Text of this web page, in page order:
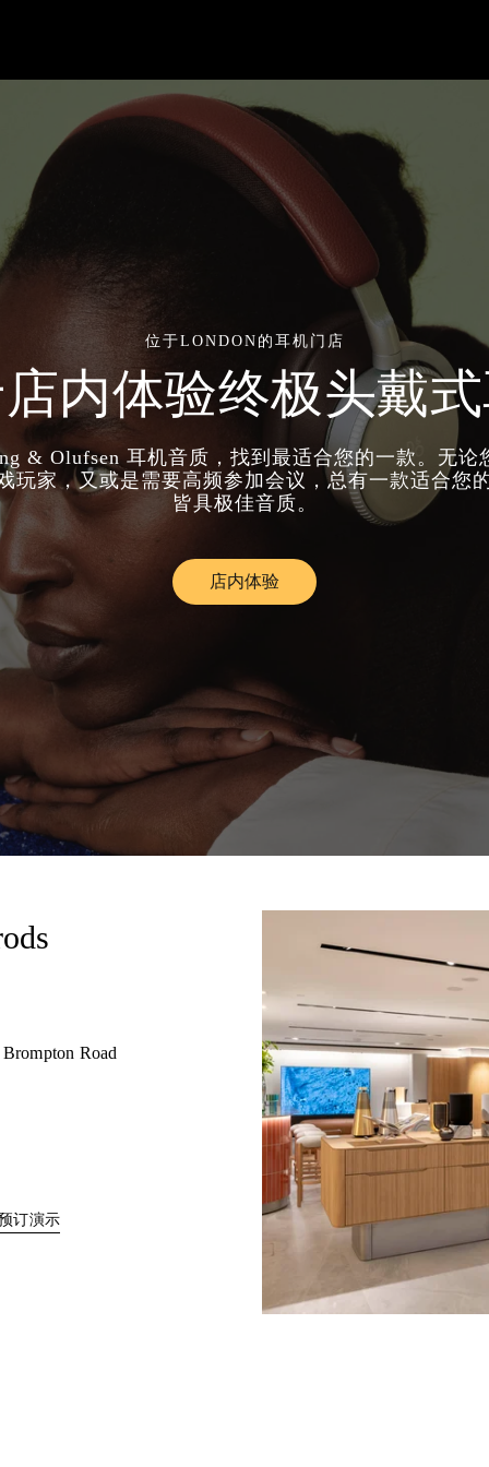
位于LONDON的耳机门店
内体验终极头戴
& Olufsen 耳机音质，找到最适合您的一款。无论
玩家，又或是需要高频参加会议，总有一款适合您
皆具极佳音质。
店内体验
Link Opens in New Tab
Road
订演示Link Opens in New Tab